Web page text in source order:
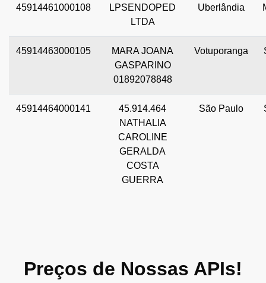
45914461000108
LPSENDOPED
LTDA
Uberlândia
45914463000105
MARA JOANA
GASPARINO
01892078848
Votuporanga
45914464000141
45.914.464
NATHALIA
CAROLINE
GERALDA
COSTA
GUERRA
São Paulo
Preços de Nossas APIs!